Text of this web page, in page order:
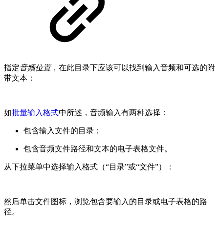
指定音频位置，在此目录下应该可以找到输入音频和可选的附
带文本：
如批量输入格式中所述，音频输入有两种选择：
包含输入文件的目录；
包含音频文件路径和文本的电子表格文件。
从下拉菜单中选择输入格式（“目录”或“文件”）：
然后单击文件图标，浏览包含要输入的目录或电子表格的路
径。